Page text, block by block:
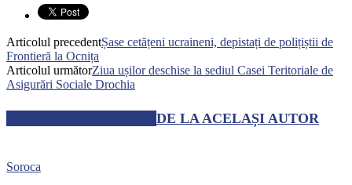
Articolul precedentȘase cetățeni ucraineni, depistați de polițiștii de
Frontieră la Ocnița
Articolul următorZiua ușilor deschise la sediul Casei Teritoriale de
Asigurări Sociale Drochia
DE LA ACELAȘI AUTOR
Soroca